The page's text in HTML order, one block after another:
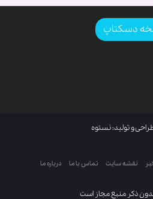
دسکتاپ
ذکر منبع مجاز است
و تولید: نستوه
نقشه سایت تماس با ما درباره ما